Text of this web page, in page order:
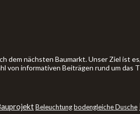
dem nächsten Baumarkt. Unser Ziel ist
von informativen Beiträgen rund um das
Beleuchtungbodengleiche Dusche